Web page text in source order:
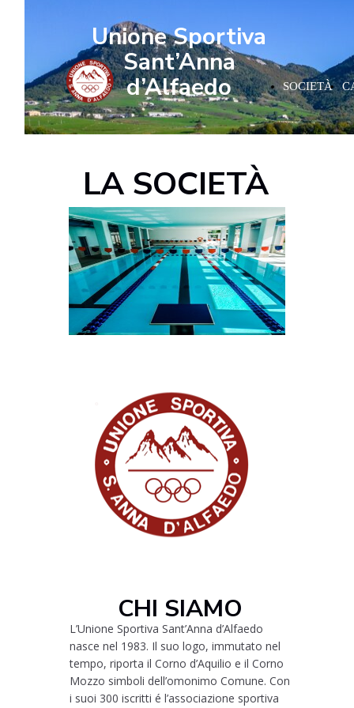
Unione Sportiva
Sant’Anna
d’Alfaedo
SOCIETÀ
LA SOCIETÀ
CHI SIAMO
L’Unione Sportiva Sant’Anna d’Alfaedo
nasce nel 1983. Il suo logo, immutato nel
tempo, riporta il Corno d’Aquilio e il Corno
Mozzo simboli dell’omonimo Comune. Con
i suoi 300 iscritti é l’associazione sportiva